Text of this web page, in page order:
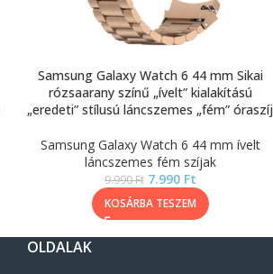
Samsung Galaxy Watch 6 44 mm Sikai
rózsaarany színű „ívelt” kialakítású
„eredeti” stílusú láncszemes „fém” óraszíj
Samsung Galaxy Watch 6 44 mm ívelt
láncszemes fém szíjak
9.990Ft 7.990 Ft
KOSÁRBA TESZEM
OLDALAK